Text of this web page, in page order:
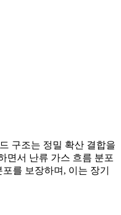
구조는 정밀 확산 결합을
면서 난류 가스 흐름 분포
를 보장하며, 이는 장기